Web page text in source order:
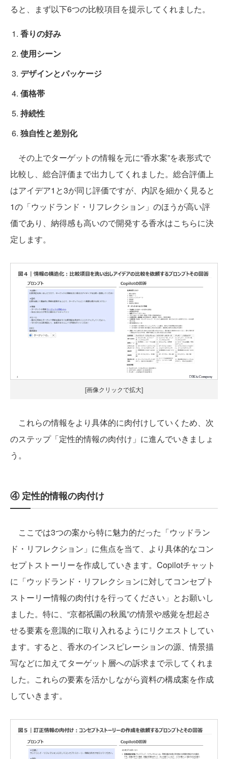
ると、まず以下6つの比較項目を提示してくれました。
香りの好み
使用シーン
デザインとパッケージ
価格帯
持続性
独自性と差別化
その上でターゲットの情報を元に“香水案”を表形式で
比較し、総合評価まで出力してくれました。総合評価上
はアイデア1と3が同じ評価ですが、内訳を細かく見ると
1の「ウッドランド・リフレクション」のほうが高い評
価であり、納得感も高いので開発する香水はこちらに決
定します。
[画像クリックで拡大]
これらの情報をより具体的に肉付けしていくため、次
のステップ「定性的情報の肉付け」に進んでいきましょ
う。
④ 定性的情報の肉付け
ここでは3つの案から特に魅力的だった「ウッドラン
ド・リフレクション」に焦点を当て、より具体的なコン
セプトストーリーを作成していきます。Copilotチャット
に「ウッドランド・リフレクションに対してコンセプト
ストーリー情報の肉付けを行ってください」とお願いし
ました。特に、“京都祇園の秋風”の情景や感覚を想起さ
せる要素を意識的に取り入れるようにリクエストしてい
ます。すると、香水のインスピレーションの源、情景描
写などに加えてターゲット層への訴求まで示してくれま
した。これらの要素を活かしながら資料の構成案を作成
していきます。